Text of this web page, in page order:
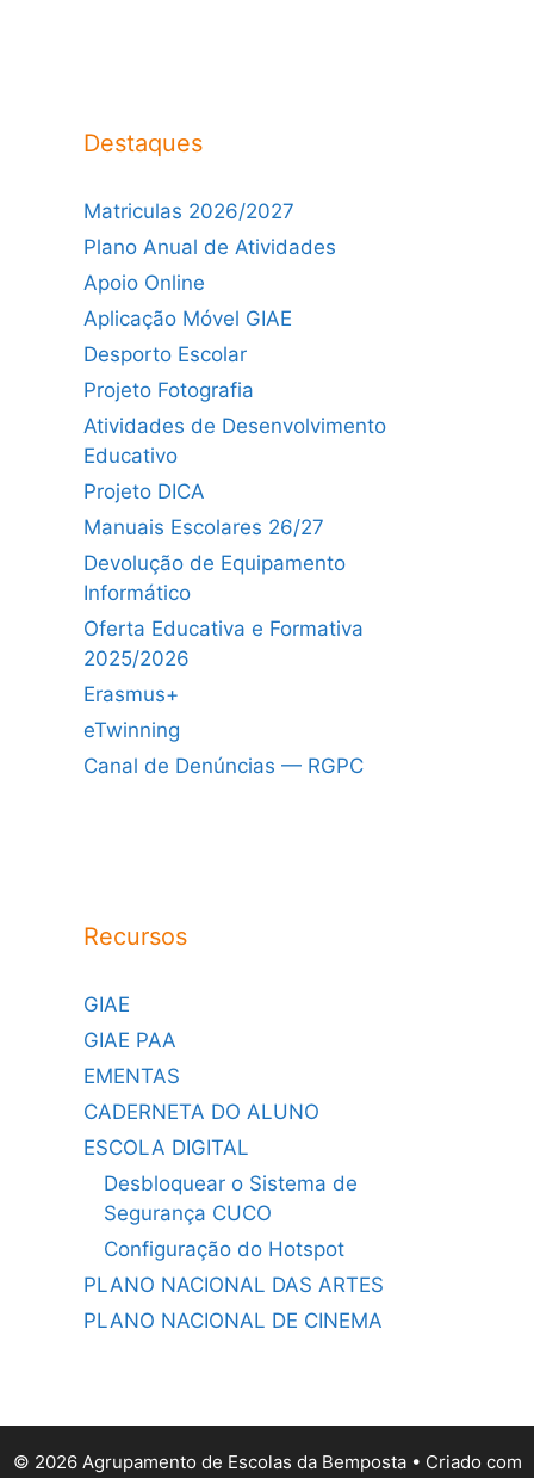
Destaques
Matriculas 2026/2027
Plano Anual de Atividades
Apoio Online
Aplicação Móvel GIAE
Desporto Escolar
Projeto Fotografia
Atividades de Desenvolvimento
Educativo
Projeto DICA
Manuais Escolares 26/27
Devolução de Equipamento
Informático
Oferta Educativa e Formativa
2025/2026
Erasmus+
eTwinning
Canal de Denúncias — RGPC
Recursos
GIAE
GIAE PAA
EMENTAS
CADERNETA DO ALUNO
ESCOLA DIGITAL
Desbloquear o Sistema de
Segurança CUCO
Configuração do Hotspot
PLANO NACIONAL DAS ARTES
PLANO NACIONAL DE CINEMA
© 2026 Agrupamento de Escolas da Bemposta• Criado com